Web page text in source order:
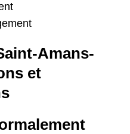
Amans-
et